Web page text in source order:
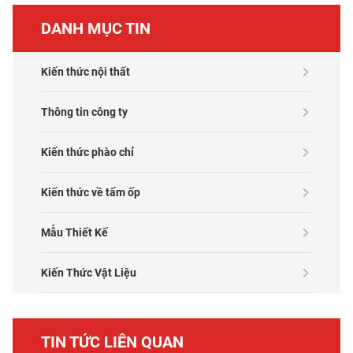
DANH MỤC TIN
Kiến thức nội thất
Thông tin công ty
Kiến thức phào chỉ
Kiến thức về tấm ốp
Mẫu Thiết Kế
Kiến Thức Vật Liệu
TIN TỨC LIÊN QUAN